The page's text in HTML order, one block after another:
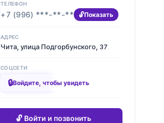
ТЕЛЕФОН
+7 (996) ***-**-** Показать
АДРЕС
Чита, улица Подгорбунского, 37
СОЦСЕТИ
████████
🔒Войдите, чтобы увидеть
🔓 Войти и позвонить